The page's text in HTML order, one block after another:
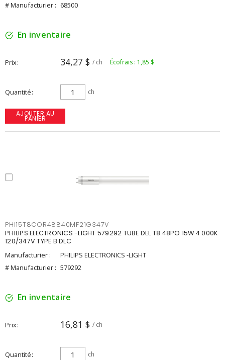
# Manufacturier : 68500
En inventaire
Prix 34,27 $ / ch Écofrais : 1,85 $
Quantité ch
AJOUTER AU
PANIER
PHI15T8COR48840MF21G347V
PHILIPS ELECTRONICS -LIGHT 579292 TUBE DEL T8 48PO 15W 4 000K
120/347V TYPE B DLC
Manufacturier :
PHILIPS ELECTRONICS -LIGHT
# Manufacturier : 579292
En inventaire
Prix 16,81 $ / ch
Quantité ch